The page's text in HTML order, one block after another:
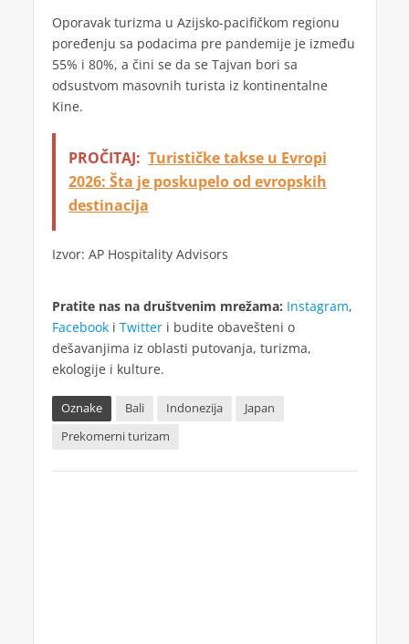
Oporavak turizma u Azijsko-pacifičkom regionu
poređenju sa podacima pre pandemije je između
55% i 80%, a čini se da se Tajvan bori sa
odsustvom masovnih turista iz kontinentalne
Kine.
PROČITAJ: Turističke takse u Evropi
2026: Šta je poskupelo od evropskih
destinacija
Izvor: AP Hospitality Advisors
Pratite nas na društvenim mrežama: Instagram,
Facebooki Twitteri budite obavešteni o
dešavanjima iz oblasti putovanja, turizma,
ekologije i kulture.
Oznake Bali Indonezija
Japan
Prekomerni turizam